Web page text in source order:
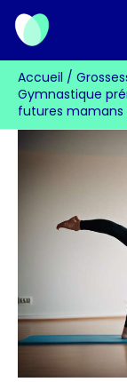
Aller
contenu
Accueil
Gymnastique
futures mamans